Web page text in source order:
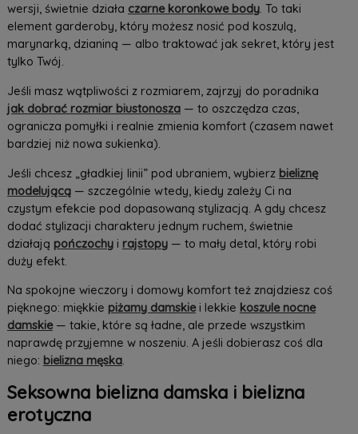
wersji, świetnie działa czarne koronkowe body. To taki
element garderoby, który możesz nosić pod koszulą,
marynarką, dzianiną — albo traktować jak sekret, który jest
tylko Twój.
Jeśli masz wątpliwości z rozmiarem, zajrzyj do poradnika
jak dobrać rozmiar biustonosza— to oszczędza czas,
ogranicza pomyłki i realnie zmienia komfort (czasem nawet
bardziej niż nowa sukienka).
Jeśli chcesz „gładkiej linii” pod ubraniem, wybierz bieliznę
modelującą— szczególnie wtedy, kiedy zależy Ci na
czystym efekcie pod dopasowaną stylizacją. A gdy chcesz
dodać stylizacji charakteru jednym ruchem, świetnie
działają pończochyi rajstopy— to mały detal, który robi
duży efekt.
Na spokojne wieczory i domowy komfort też znajdziesz coś
pięknego: miękkie piżamy damskiei lekkie koszule nocne
damskie— takie, które są ładne, ale przede wszystkim
naprawdę przyjemne w noszeniu. A jeśli dobierasz coś dla
niego: bielizna męska.
Seksowna bielizna damska i bielizna
erotyczna